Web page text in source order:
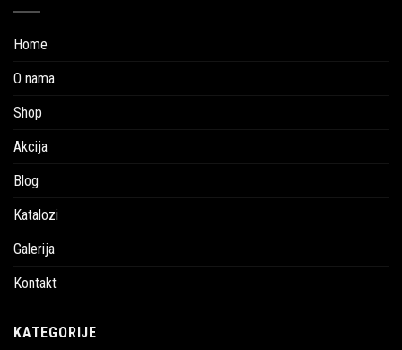
Home
O nama
Shop
Akcija
Blog
Katalozi
Galerija
Kontakt
KATEGORIJE